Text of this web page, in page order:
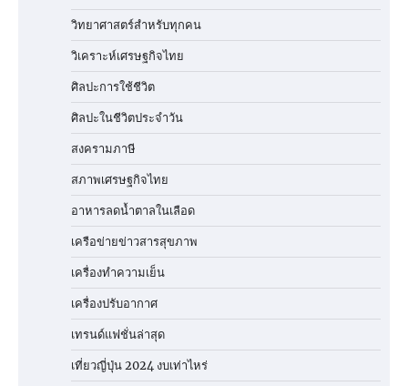
วิทยาศาสตร์สำหรับทุกคน
วิเคราะห์เศรษฐกิจไทย
ศิลปะการใช้ชีวิต
ศิลปะในชีวิตประจำวัน
สงครามภาษี
สภาพเศรษฐกิจไทย
อาหารลดน้ำตาลในเลือด
เครือข่ายข่าวสารสุขภาพ
เครื่องทำความเย็น
เครื่องปรับอากาศ
เทรนด์แฟชั่นล่าสุด
เที่ยวญี่ปุ่น 2024 งบเท่าไหร่